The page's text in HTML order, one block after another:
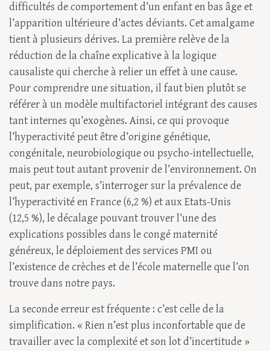
difficultés de comportement d’un enfant en bas âge et
l’apparition ultérieure d’actes déviants. Cet amalgame
tient à plusieurs dérives. La première relève de la
réduction de la chaîne explicative à la logique
causaliste qui cherche à relier un effet à une cause.
Pour comprendre une situation, il faut bien plutôt se
référer à un modèle multifactoriel intégrant des causes
tant internes qu’exogènes. Ainsi, ce qui provoque
l’hyperactivité peut être d’origine génétique,
congénitale, neurobiologique ou psycho-intellectuelle,
mais peut tout autant provenir de l’environnement. On
peut, par exemple, s’interroger sur la prévalence de
l’hyperactivité en France (6,2 %) et aux Etats-Unis
(12,5 %), le décalage pouvant trouver l’une des
explications possibles dans le congé maternité
généreux, le déploiement des services PMI ou
l’existence de crèches et de l’école maternelle que l’on
trouve dans notre pays.
La seconde erreur est fréquente : c’est celle de la
simplification. « Rien n’est plus inconfortable que de
travailler avec la complexité et son lot d’incertitude »